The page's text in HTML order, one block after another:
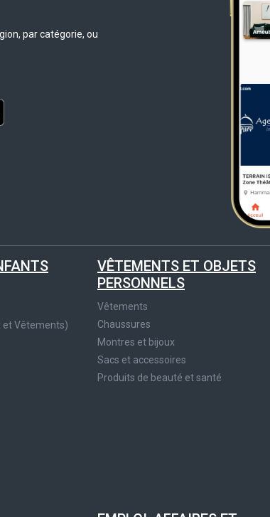
par catégorie, ou
et Vêtements)
VÊTEMENTS ET OBJETS
PERSONNELS
Vêtements
Chaussures
Montres et bijoux
Sacs et accessoires
Produits de beauté et santé